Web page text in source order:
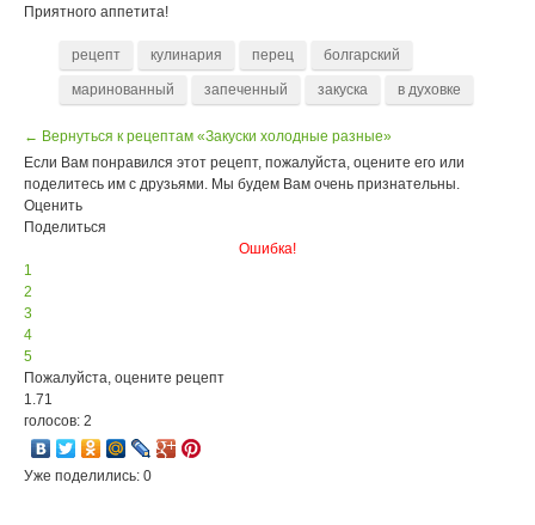
Приятного аппетита!
рецепт кулинария перец болгарский
маринованный запеченный закуска в духовке
← Вернуться к рецептам «Закуски холодные разные»
Если Вам понравился этот рецепт, пожалуйста, оцените его или
поделитесь им с друзьями. Мы будем Вам очень признательны.
Оценить
Поделиться
Ошибка!
1
2
3
4
5
Пожалуйста, оцените рецепт
1.71
голосов: 2
Уже поделились: 0